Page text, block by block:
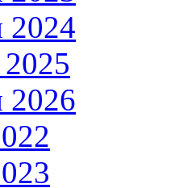
2024
2026